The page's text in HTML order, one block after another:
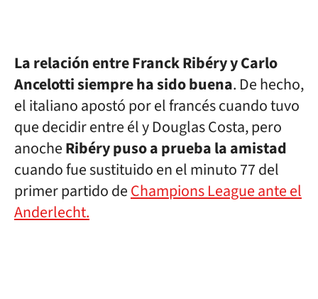
La relación entre Franck Ribéry y Carlo
Ancelotti siempre ha sido buena. De hecho,
el italiano apostó por el francés cuando tuvo
que decidir entre él y Douglas Costa, pero
anocheRibéry puso a prueba la amistad
cuando fue sustituido en el minuto 77 del
primer partido deChampions League ante el
Anderlecht.